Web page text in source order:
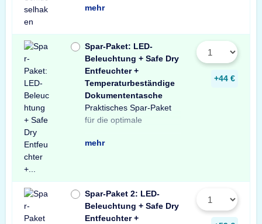
mehr
Spar-Paket: LED-
Beleuchtung + Safe Dry
Entfeuchter +
Temperaturbeständige
Dokumententasche
Praktisches Spar-Paket
für die optimale
Ausstattung Ihres
Tresors. Das Spar-Paket
besteht aus einer X-Light
LED-Tresorbeleuchtung
mit Bewegungssensor,
einem Safe Dry
Entfeuchter für Schränke
und Tresore sowie einer
temperaturbeständigen
Dokumententasche.
Profitieren Sie von dem
unschlagbaren
mehr
+44 €
Spar-Paket 2: LED-
Beleuchtung + Safe Dry
Entfeuchter +